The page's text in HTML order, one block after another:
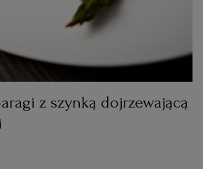
z szynką dojrzewającą